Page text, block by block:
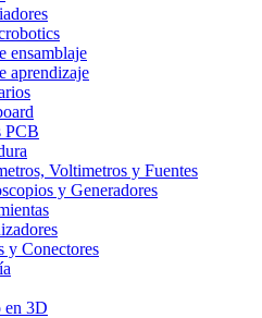
ensamblaje
aprendizaje
PCB
Voltimetros y Fuentes
y Generadores
y Conectores
en 3D